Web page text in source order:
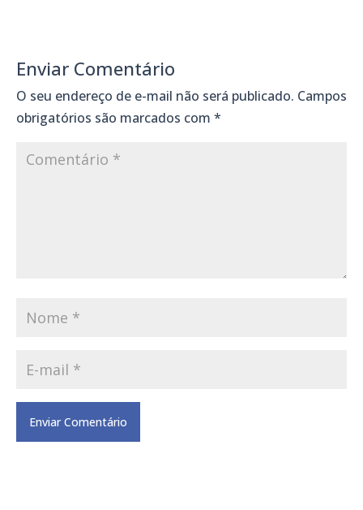
Enviar Comentário
O seu endereço de e-mail não será publicado. Campos
obrigatórios são marcados com *